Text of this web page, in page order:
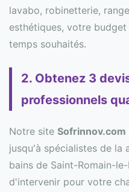
lavabo, robinetterie,
esthétiques, votre
temps souhaités.
2. Obtenez 3
professionnels
Notre site Sofrinnov.com
jusqu'à spécialistes de la
bains de Saint-Romain-
d'intervenir pour votre